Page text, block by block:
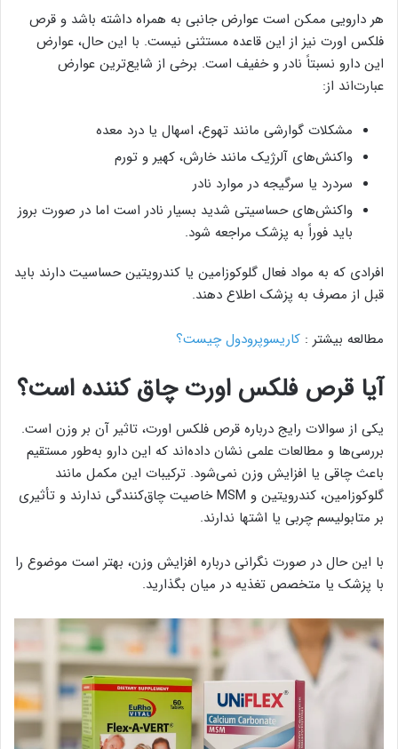
هر دارویی ممکن است عوارض جانبی به همراه داشته باشد و قرص
فلکس اورت نیز از این قاعده مستثنی نیست. با این حال، عوارض
این دارو نسبتاً نادر و خفیف است. برخی از شایع‌ترین عوارض
عبارت‌اند از:
مشکلات گوارشی مانند تهوع، اسهال یا درد معده
واکنش‌های آلرژیک مانند خارش، کهیر و تورم
سردرد یا سرگیجه در موارد نادر
واکنش‌های حساسیتی شدید بسیار نادر است اما در صورت بروز
باید فوراً به پزشک مراجعه شود.
افرادی که به مواد فعال گلوکوزامین یا کندرویتین حساسیت دارند باید
قبل از مصرف به پزشک اطلاع دهند.
مطالعه بیشتر : کاریسوپرودول چیست؟
آیا قرص فلکس اورت چاق کننده است؟
یکی از سوالات رایج درباره قرص فلکس اورت، تاثیر آن بر وزن است.
بررسی‌ها و مطالعات علمی نشان داده‌اند که این دارو به‌طور مستقیم
باعث چاقی یا افزایش وزن نمی‌شود. ترکیبات این مکمل مانند
گلوکوزامین، کندرویتین و MSM خاصیت چاق‌کنندگی ندارند و تأثیری
بر متابولیسم چربی یا اشتها ندارند.
با این حال در صورت نگرانی درباره افزایش وزن، بهتر است موضوع را
با پزشک یا متخصص تغذیه در میان بگذارید.